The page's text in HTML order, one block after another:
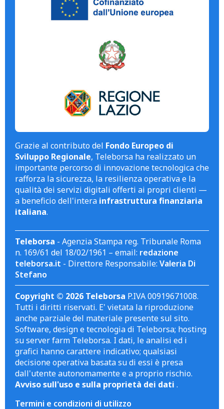
Grazie al contributo del Fondo Europeo di
Sviluppo Regionale, Teleborsa ha realizzato un
importante percorso di innovazione tecnologica che
rafforza la sicurezza, la resilienza operativa e la
qualità dei servizi digitali offerti ai propri clienti —
a beneficio dell'intera infrastruttura finanziaria
italiana.
Teleborsa - Agenzia Stampa reg. Tribunale Roma
n. 169/61 del 18/02/1961 – email: redazione
teleborsa.it - Direttore Responsabile: Valeria Di
Stefano
Copyright © 2026 Teleborsa P.IVA 00919671008.
Tutti i diritti riservati. E' vietata la riproduzione
anche parziale del materiale presente sul sito.
Software, design e tecnologia di Teleborsa; hosting
su server farm Teleborsa. I dati, le analisi ed i
grafici hanno carattere indicativo; qualsiasi
decisione operativa basata su di essi è presa
dall'utente autonomamente e a proprio rischio.
Avviso sull'uso e sulla proprietà dei dati .
Termini e condizioni di utilizzo